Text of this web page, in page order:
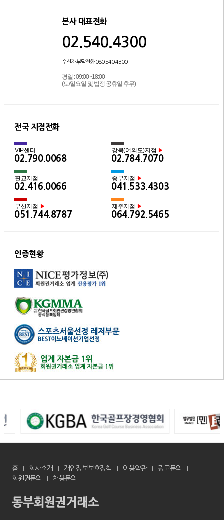
본사 대표전화
02.540.4300
수신자 부담전화 080.540.4300
평일 : 09:00~18:00
(토/일요일 및 법정 공휴일 후무)
전국 지점전화
VIP센터
02.790.0068
강북(여의도)지점 ▶
02.784.7070
판교지점
02.416.0066
중부지점 ▶
041.533.4303
부산지점 ▶
051.744.8787
제주지점 ▶
064.792.5465
인증현황
홈 회사소개 개인정보보호정책 이용약관
광고문의
회원권문의
채용문의